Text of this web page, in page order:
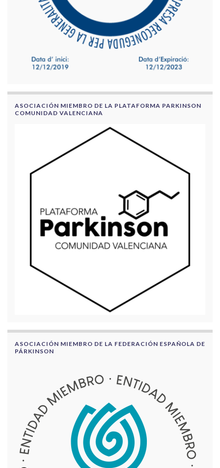
ASOCIACIÓN MIEMBRO DE LA PLATAFORMA PARKINSON
COMUNIDAD VALENCIANA
ASOCIACIÓN MIEMBRO DE LA FEDERACIÓN ESPAÑOLA DE
PÁRKINSON